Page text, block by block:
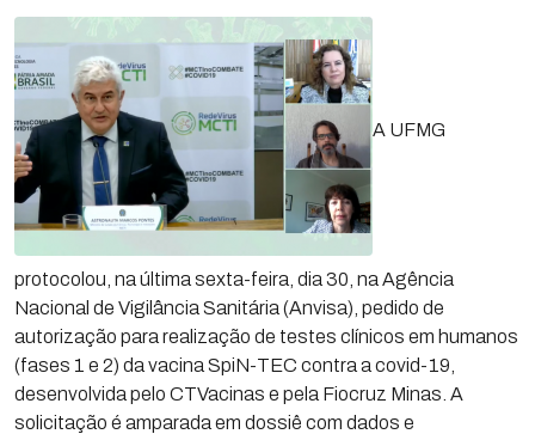
A UFMG
protocolou, na última sexta-feira, dia 30, na Agência
Nacional de Vigilância Sanitária (Anvisa), pedido de
autorização para realização de testes clínicos em humanos
(fases 1 e 2) da vacina SpiN-TEC contra a covid-19,
desenvolvida pelo CTVacinas e pela Fiocruz Minas. A
solicitação é amparada em dossiê com dados e